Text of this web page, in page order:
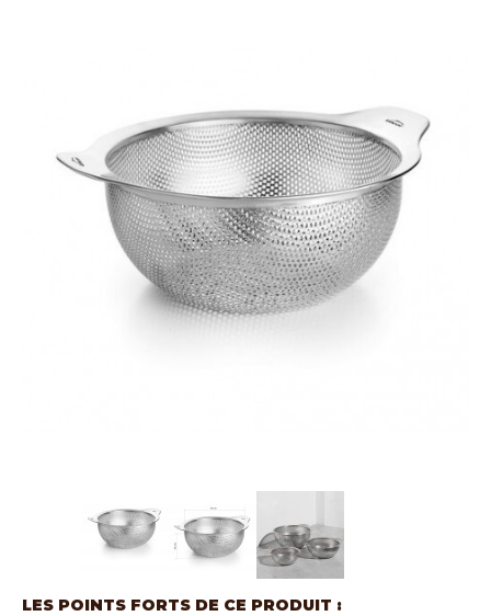
LES POINTS FORTS DE CE PRODUIT :